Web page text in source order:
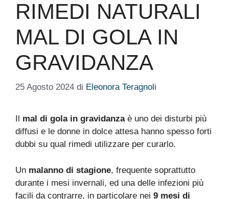
RIMEDI NATURALI
MAL DI GOLA IN
GRAVIDANZA
25 Agosto 2024 di Eleonora Teragnoli
mal di gola in gravidanzaè uno dei disturbi più
diffusi e le donne in dolce attesa hanno spesso forti
dubbi su qual rimedi utilizzare per curarlo.
Un malanno di stagione, frequente soprattutto
durante i mesi invernali, ed una delle infezioni più
facili da contrarre, in particolare nei 9 mesi di